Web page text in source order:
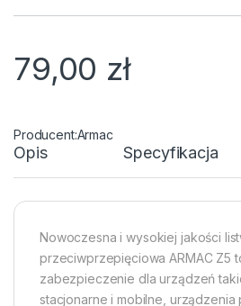
79,00 zł
Armac
Opis Specyfikacja
Nowoczesna i wysokiej jakości
przeciwprzepięciowa ARMAC Z5
zabezpieczenie dla urządzeń
stacjonarne i mobilne,